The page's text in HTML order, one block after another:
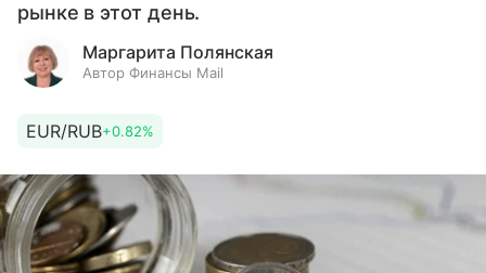
рынке в этот день.
Маргарита Полянская
Автор Финансы Mail
EUR/RUB+0.82%